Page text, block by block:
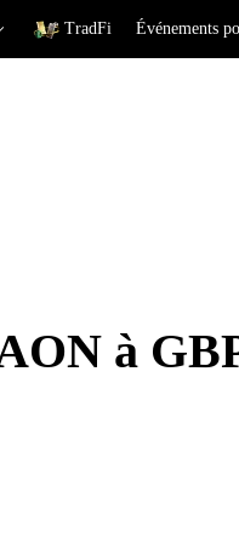
TradFi Événements
à